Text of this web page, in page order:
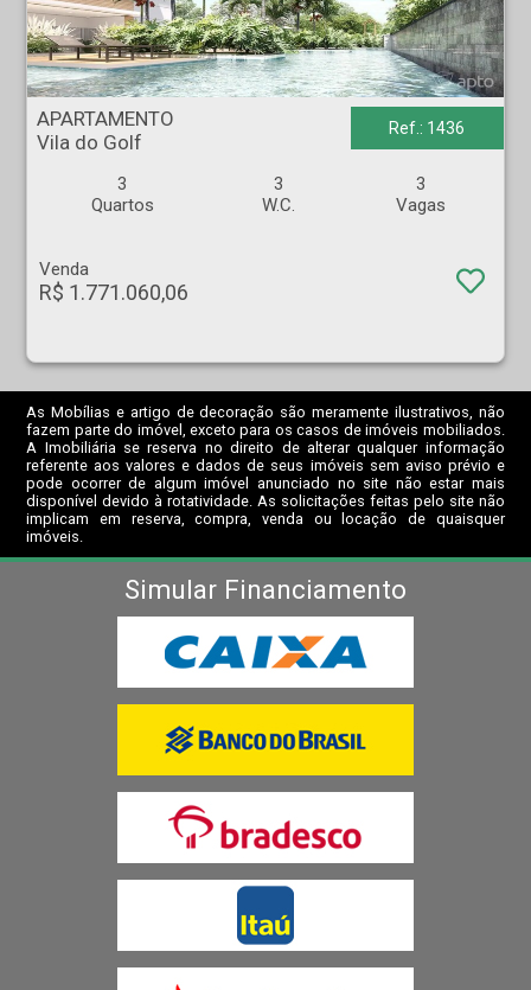
APARTAMENTO - Vila do Golf - Ribeirão Preto
APARTAMENTO
Vila do Golf
Ref.: 1436
3
Quartos
3
W.C.
3
Vagas
Venda
R$ 1.771.060,06
As Mobílias e artigo de decoração são meramente ilustrativos, não
fazem parte do imóvel, exceto para os casos de imóveis mobiliados.
A Imobiliária se reserva no direito de alterar qualquer informação
referente aos valores e dados de seus imóveis sem aviso prévio e
pode ocorrer de algum imóvel anunciado no site não estar mais
disponível devido à rotatividade. As solicitações feitas pelo site não
implicam em reserva, compra, venda ou locação de quaisquer
imóveis.
Simular Financiamento